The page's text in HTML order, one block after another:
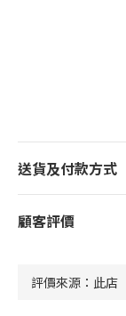
送貨及付款方式
顧客評價